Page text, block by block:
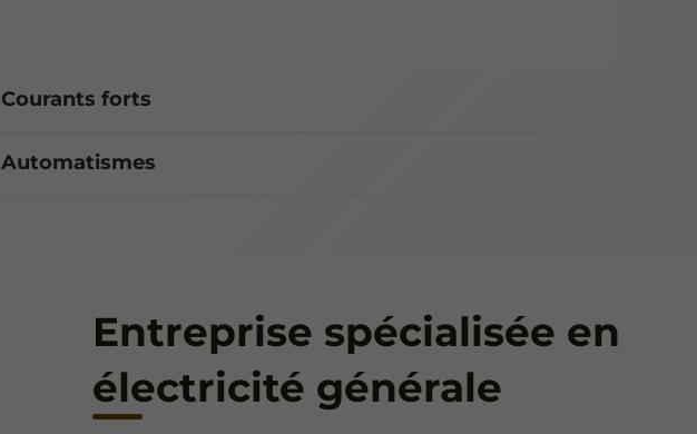
Courants forts
Automatismes
Entreprise spécialisée en
électricité générale